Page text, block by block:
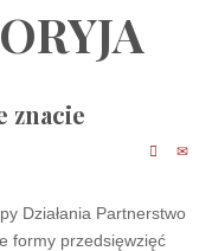
znacie
Działania Partnerstwo
formy przedsięwzięć